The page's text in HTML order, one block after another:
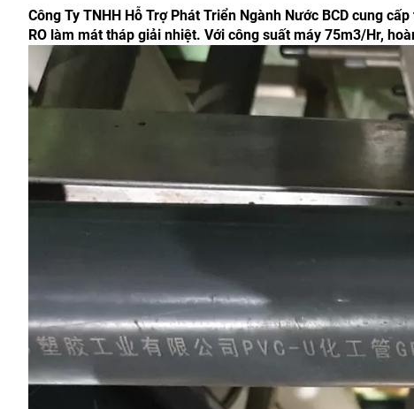
Công Ty TNHH Hỗ Trợ Phát Triển Ngành Nước BCD cung
RO làm mát tháp giải nhiệt. Với công suất máy 75m3/Hr,